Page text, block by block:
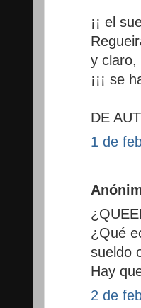
¡¡ el
y claro,
¡¡¡ se
DE
1 de
¿Qué
sueldo
Hay
2 de